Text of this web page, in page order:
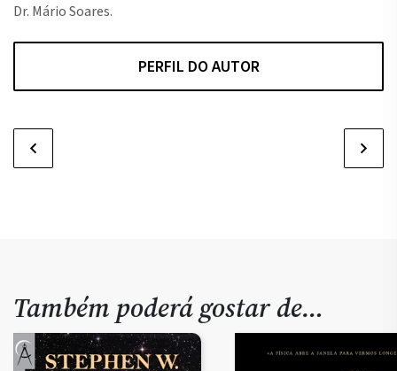
Dr. Mário Soares.
PERFIL DO AUTOR
Também poderá gostar de…